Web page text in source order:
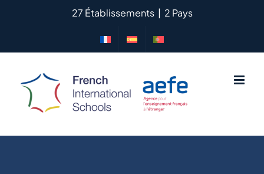
27 Établissements | 2 Pays